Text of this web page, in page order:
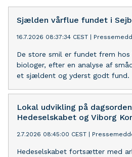
Sjælden vårflue fundet i
16.7.2026 08:37:34 CEST |
De store smil er fundet frem hos
biologer, efter en analyse af
et sjældent og yderst godt fund.
Lokal udvikling på
Hedeselskabet og Viborg
2.7.2026 08:45:00 CEST |
Hedeselskabet fortsætter med